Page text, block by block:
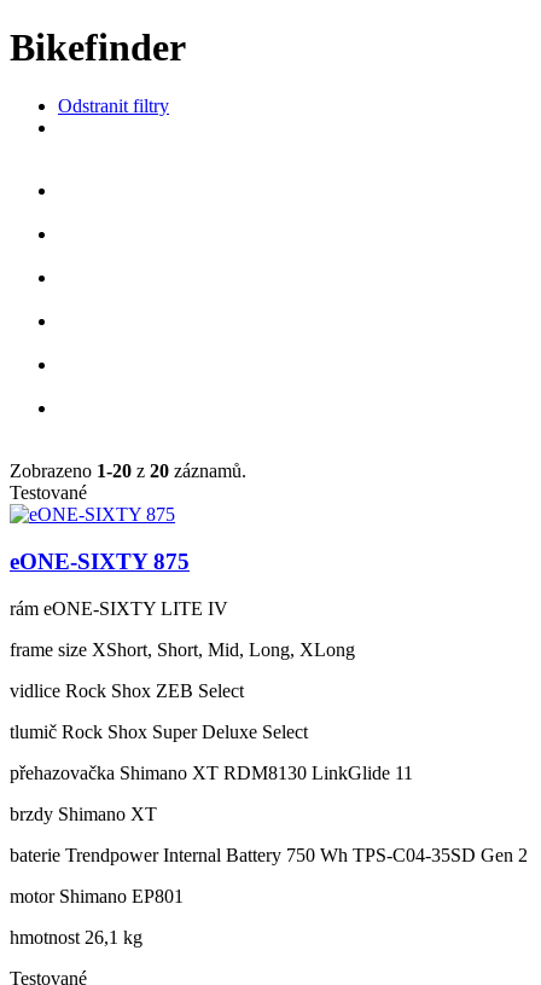
Bikefinder
Odstranit filtry
Zobrazeno 1-20 z 20 záznamů.
Testované
eONE-SIXTY 875
rám eONE-SIXTY LITE IV
frame size XShort, Short, Mid, Long, XLong
vidlice Rock Shox ZEB Select
tlumič Rock Shox Super Deluxe Select
přehazovačka Shimano XT RDM8130 LinkGlide 11
brzdy Shimano XT
baterie Trendpower Internal Battery 750 Wh TPS-C04-35SD Gen 2
motor Shimano EP801
hmotnost 26,1 kg
Testované